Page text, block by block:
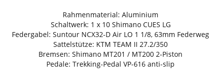
Rahmenmaterial: Aluminium
Schaltwerk: 1 x 10 Shimano CUES LG
Federgabel: Suntour NCX32-D Air LO 1 1/8, 63mm Federweg
Sattelstütze: KTM TEAM II 27.2/350
Bremsen: Shimano MT201 / MT200 2-Piston
Pedale: Trekking-Pedal VP-616 anti-slip